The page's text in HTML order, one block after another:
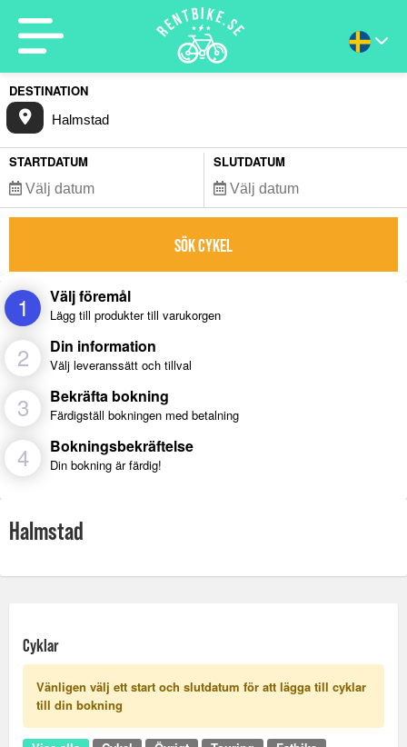
DESTINATION
STARTDATUM SLUTDATUM
SÖK CYKEL
1 Välj föremål
Lägg till produkter till varukorgen
2 Din information
Välj leveranssätt och tillval
3 Bekräfta bokning
Färdigställ bokningen med betalning
4 Bokningsbekräftelse
Din bokning är färdig!
Halmstad
Cyklar
Vänligen välj ett start och slutdatum för att lägga till cyklar
till din bokning